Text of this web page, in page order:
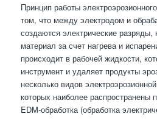
Принцип работы
том, что между электродом и
создаются электрические
материал за счет нагрева и
происходит в рабочей жидкости,
инструмент и удаляет продукты
несколько видов
которых наиболее распространены
EDM-обработка (обработка